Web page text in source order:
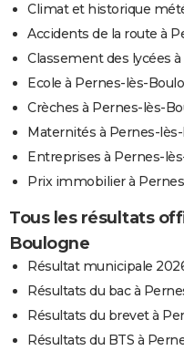
Climat et historique
Accidents de la route à
Classement des lycées
Ecole à Pernes-lès-
Crèches à Pernes-lès-
Maternités à Pernes-
Entreprises à Pernes-
Prix immobilier à
Tous les résultats
Boulogne
Résultat municipale
Résultats du bac à
Résultats du brevet à
Résultats du BTS à